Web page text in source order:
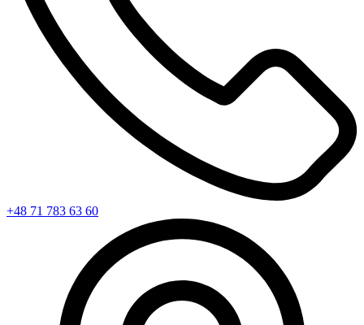
+48 71 783 63 60